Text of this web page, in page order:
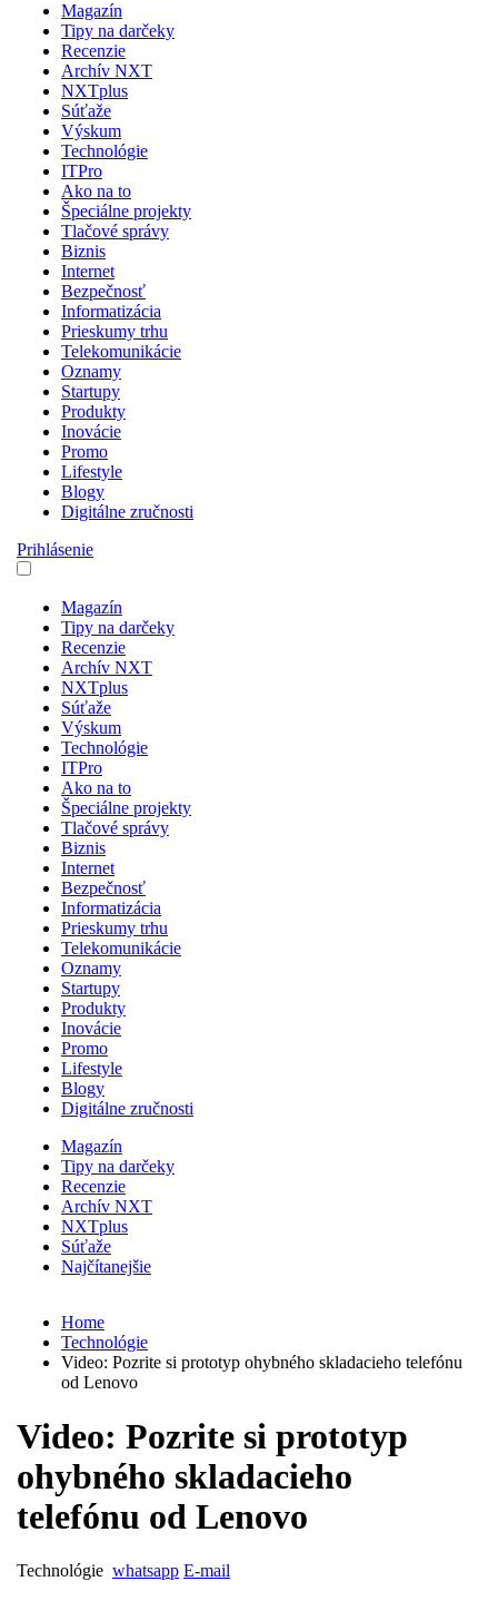
Magazín
Tipy na darčeky
Recenzie
Archív NXT
NXTplus
Súťaže
Výskum
Technológie
ITPro
Ako na to
Špeciálne projekty
Tlačové správy
Biznis
Internet
Bezpečnosť
Informatizácia
Prieskumy trhu
Telekomunikácie
Oznamy
Startupy
Produkty
Inovácie
Promo
Lifestyle
Blogy
Digitálne zručnosti
Prihlásenie
Magazín
Tipy na darčeky
Recenzie
Archív NXT
NXTplus
Súťaže
Výskum
Technológie
ITPro
Ako na to
Špeciálne projekty
Tlačové správy
Biznis
Internet
Bezpečnosť
Informatizácia
Prieskumy trhu
Telekomunikácie
Oznamy
Startupy
Produkty
Inovácie
Promo
Lifestyle
Blogy
Digitálne zručnosti
Magazín
Tipy na darčeky
Recenzie
Archív NXT
NXTplus
Súťaže
Najčítanejšie
Home
Technológie
Video: Pozrite si prototyp ohybného skladacieho telefónu
od Lenovo
Video: Pozrite si prototyp
ohybného skladacieho
telefónu od Lenovo
Technológie whatsapp E-mail